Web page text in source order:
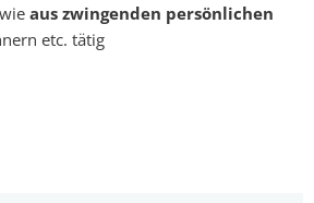
aus zwingenden persönlichen
etc. tätig